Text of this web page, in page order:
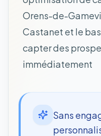
Orens-de-
Castanet et le
capter des
immédiatement
Sans